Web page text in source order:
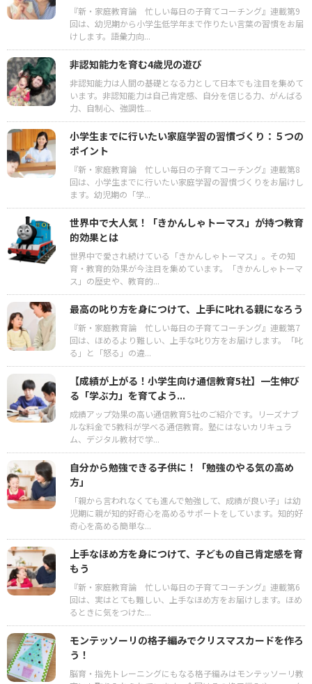
『新・家庭教育論 忙しい毎日の子育てコーチング』連載第9
回は、幼児期から小学生低学年まで作りたい言葉の習慣をお届
けします。語彙力向...
非認知能力を育む4歳児の遊び
非認知能力は人間の基礎となる力として日本でも注目を集めて
います。非認知能力は自己肯定感、自分を信じる力、がんばる
力、自制心、強調性...
小学生までに行いたい家庭学習の習慣づくり：５つの
ポイント
『新・家庭教育論 忙しい毎日の子育てコーチング』連載第8
回は、小学生までに行いたい家庭学習の習慣づくりをお届けし
ます。幼児期の「学...
世界中で大人気！「きかんしゃトーマス」が持つ教育
的効果とは
世界中で愛され続けている「きかんしゃトーマス」。その知
育・教育的効果が今注目を集めています。「きかんしゃトーマ
ス」の歴史や、教育的...
最高の叱り方を身につけて、上手に叱れる親になろう
『新・家庭教育論 忙しい毎日の子育てコーチング』連載第7
回は、ほめるより難しい、上手な叱り方をお届けします。「叱
る」と「怒る」の違...
【成績が上がる！小学生向け通信教育5社】一生伸び
る「学ぶ力」を育てよう...
成績アップ効果の高い通信教育5社のご紹介です。リーズナブ
ルな料金で5教科が学べる通信教育。塾にはないカリキュラ
ム、デジタル教材で学...
自分から勉強できる子供に！「勉強のやる気の高め
方」
「親から言われなくても進んで勉強して、成績が良い子」は幼
児期に親が知的好奇心を高めるサポートをしています。知的好
奇心を高める簡単な...
上手なほめ方を身につけて、子どもの自己肯定感を育
もう
『新・家庭教育論 忙しい毎日の子育てコーチング』連載第6
回は、実はとても難しい、上手なほめ方をお届けします。ほめ
るときに気をつけた...
モンテッソーリの格子編みでクリスマスカードを作ろ
う！
脳育・指先トレーニングにもなる格子編みはモンテッソーリ教